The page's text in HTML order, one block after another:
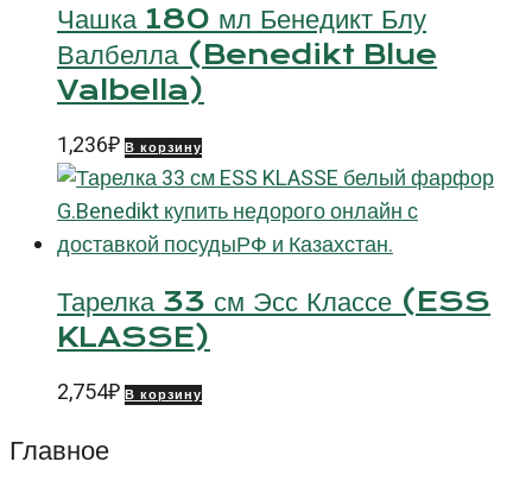
Чашка 180 мл Бенедикт Блу
Валбелла (Benedikt Blue
Valbella)
1,236₽ В корзину
Тарелка 33 см Эсс Классе (ESS
KLASSE)
2,754₽ В корзину
Главное